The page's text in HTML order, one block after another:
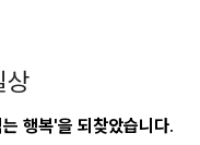
상
행복'을 되찾았습니다.